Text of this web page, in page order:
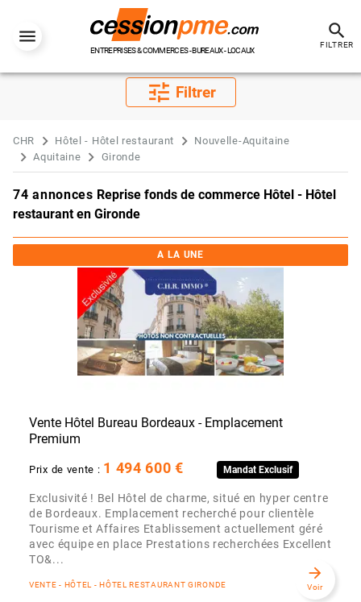
ENTREPRISES & COMMERCES - BUREAUX - LOCAUX
search
FILTRER
tune Filtrer
CHR Hôtel - Hôtel restaurant
Nouvelle-Aquitaine
Aquitaine
Gironde
74 annonces Reprise fonds de commerce Hôtel - Hôtel
restaurant en Gironde
A LA UNE
Vente Hôtel Bureau Bordeaux - Emplacement
Premium
Prix de vente : 1 494 600 € Mandat Exclusif
Exclusivité ! Bel Hôtel de charme, situé en hyper centre
de Bordeaux. Emplacement recherché pour clientèle
Tourisme et Affaires Etablissement actuellement géré
avec équipe en place Prestations recherchées Excellent
TO&...
VENTE - HÔTEL - HÔTEL RESTAURANT GIRONDE
arrow_forward
Voir